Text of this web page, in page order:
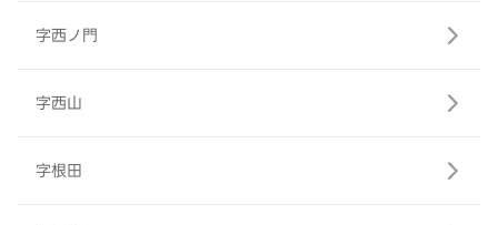
字西ノ門
字西山
字根田